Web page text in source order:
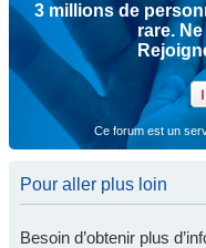
3 millions de
rare.
Ce forum est un
Pour aller plus loin
Besoin d’obtenir plus